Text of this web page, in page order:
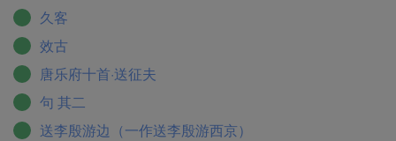
久客
效古
唐乐府十首·送征夫
句 其二
送李殷游边（一作送李殷游西京）